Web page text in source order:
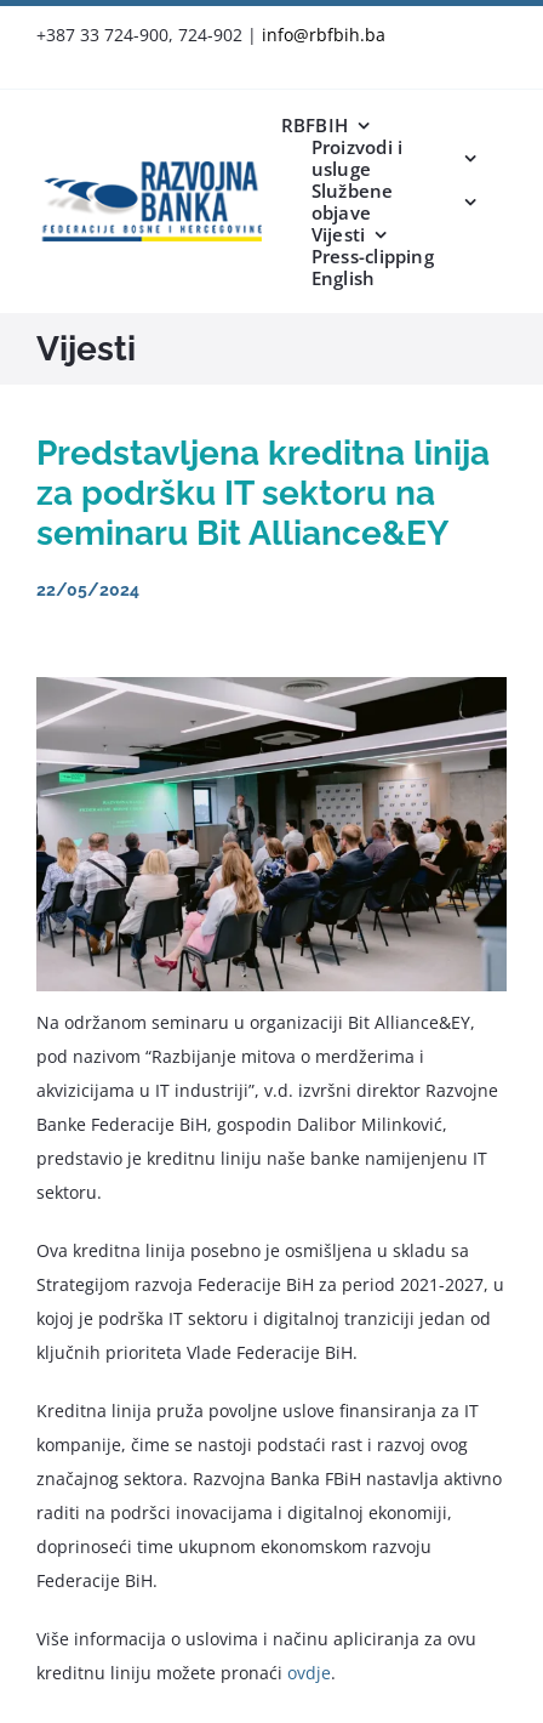
+387 33 724-900, 724-902 | info@rbfbih.ba
RBFBIH
Proizvodi i
usluge
Službene
objave
Vijesti
Press-clipping
English
Vijesti
Predstavljena kreditna linija
za podršku IT sektoru na
seminaru Bit Alliance&EY
22/05/2024
Na održanom seminaru u organizaciji Bit Alliance&EY,
pod nazivom “Razbijanje mitova o merdžerima i
akvizicijama u IT industriji”, v.d. izvršni direktor Razvojne
Banke Federacije BiH, gospodin Dalibor Milinković,
predstavio je kreditnu liniju naše banke namijenjenu IT
sektoru.
Ova kreditna linija posebno je osmišljena u skladu sa
Strategijom razvoja Federacije BiH za period 2021-2027, u
kojoj je podrška IT sektoru i digitalnoj tranziciji jedan od
ključnih prioriteta Vlade Federacije BiH.
Kreditna linija pruža povoljne uslove finansiranja za IT
kompanije, čime se nastoji podstaći rast i razvoj ovog
značajnog sektora. Razvojna Banka FBiH nastavlja aktivno
raditi na podršci inovacijama i digitalnoj ekonomiji,
doprinoseći time ukupnom ekonomskom razvoju
Federacije BiH.
Više informacija o uslovima i načinu apliciranja za ovu
kreditnu liniju možete pronaći ovdje.